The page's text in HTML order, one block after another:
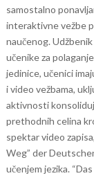
samostalno
interaktivne vežbe
naučenog.
učenike za
jedinice, učenici
i video vežbama,
aktivnosti
prethodnih celina
spektar video
Weg” der
učenjem jezika.